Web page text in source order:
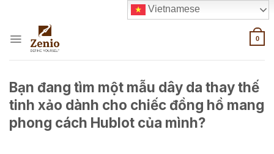
content
0
Bạn đang tìm một mẫu dây da thay thế
tinh xảo dành cho chiếc đồng hồ mang
phong cách Hublot của mình?
Vietnamese